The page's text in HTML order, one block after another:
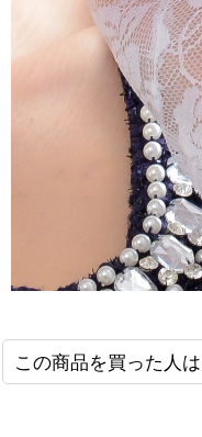
この商品を買った人